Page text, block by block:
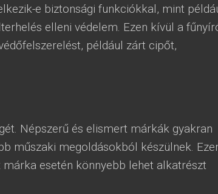
e biztonsági funkciókkal, mint
elleni védelem. Ezen kívül a
például zárt cipőt,
Népszerű és elismert márkák gyakran
műszaki megoldásokból készülnek.
esetén könnyebb lehet alkatrészt